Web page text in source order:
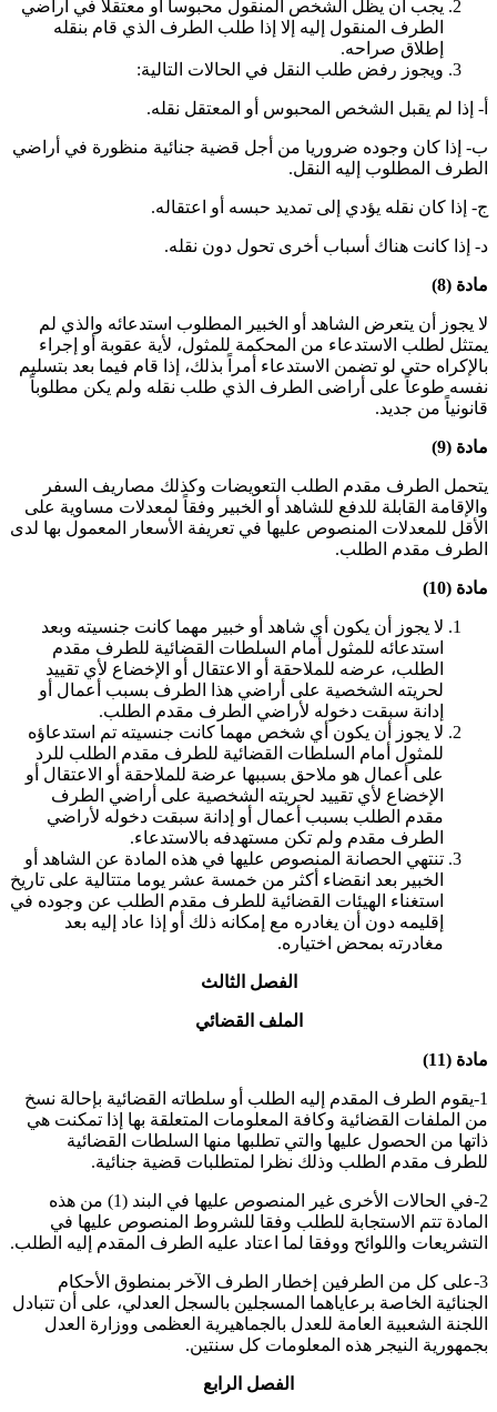
يجب أن يظل الشخص المنقول محبوسا أو معتقلا في أراضي
الطرف المنقول إليه إلا إذا طلب الطرف الذي قام بنقله
إطلاق صراحه.
ويجوز رفض طلب النقل في الحالات التالية:
أ- إذا لم يقبل الشخص المحبوس أو المعتقل نقله.
ب- إذا كان وجوده ضروريا من أجل قضية جنائية منظورة في أراضي
الطرف المطلوب إليه النقل.
ج- إذا كان نقله يؤدي إلى تمديد حبسه أو اعتقاله.
د- إذا كانت هناك أسباب أخرى تحول دون نقله.
مادة (8)
لا يجوز أن يتعرض الشاهد أو الخبير المطلوب استدعائه والذي لم
يمتثل لطلب الاستدعاء من المحكمة للمثول، لأية عقوبة أو إجراء
بالإكراه حتى لو تضمن الاستدعاء أمراً بذلك، إذا قام فيما بعد بتسليم
نفسه طوعاً على أراضى الطرف الذي طلب نقله ولم يكن مطلوباً
قانونياً من جديد.
مادة (9)
يتحمل الطرف مقدم الطلب التعويضات وكذلك مصاريف السفر
والإقامة القابلة للدفع للشاهد أو الخبير وفقاً لمعدلات مساوية على
الأقل للمعدلات المنصوص عليها في تعريفة الأسعار المعمول بها لدى
الطرف مقدم الطلب.
مادة (10)
لا يجوز أن يكون أي شاهد أو خبير مهما كانت جنسيته وبعد
استدعائه للمثول أمام السلطات القضائية للطرف مقدم
الطلب، عرضه للملاحقة أو الاعتقال أو الإخضاع لأي تقييد
لحريته الشخصية على أراضي هذا الطرف بسبب أعمال أو
إدانة سبقت دخوله لأراضي الطرف مقدم الطلب.
لا يجوز أن يكون أي شخص مهما كانت جنسيته تم استدعاؤه
للمثول أمام السلطات القضائية للطرف مقدم الطلب للرد
على أعمال هو ملاحق بسببها عرضة للملاحقة أو الاعتقال أو
الإخضاع لأي تقييد لحريته الشخصية على أراضي الطرف
مقدم الطلب بسبب أعمال أو إدانة سبقت دخوله لأراضي
الطرف مقدم ولم تكن مستهدفه بالاستدعاء.
تنتهي الحصانة المنصوص عليها في هذه المادة عن الشاهد أو
الخبير بعد انقضاء أكثر من خمسة عشر يوما متتالية على تاريخ
استغناء الهيئات القضائية للطرف مقدم الطلب عن وجوده في
إقليمه دون أن يغادره مع إمكانه ذلك أو إذا عاد إليه بعد
مغادرته بمحض اختياره.
الفصل الثالث
الملف القضائي
مادة (11)
1-يقوم الطرف المقدم إليه الطلب أو سلطاته القضائية بإحالة نسخ
من الملفات القضائية وكافة المعلومات المتعلقة بها إذا تمكنت هي
ذاتها من الحصول عليها والتي تطلبها منها السلطات القضائية
للطرف مقدم الطلب وذلك نظرا لمتطلبات قضية جنائية.
2-في الحالات الأخرى غير المنصوص عليها في البند (1) من هذه
المادة تتم الاستجابة للطلب وفقا للشروط المنصوص عليها في
التشريعات واللوائح ووفقا لما اعتاد عليه الطرف المقدم إليه الطلب.
3-على كل من الطرفين إخطار الطرف الآخر بمنطوق الأحكام
الجنائية الخاصة برعاياهما المسجلين بالسجل العدلي، على أن تتبادل
اللجنة الشعبية العامة للعدل بالجماهيرية العظمى ووزارة العدل
بجمهورية النيجر هذه المعلومات كل سنتين.
الفصل الرابع